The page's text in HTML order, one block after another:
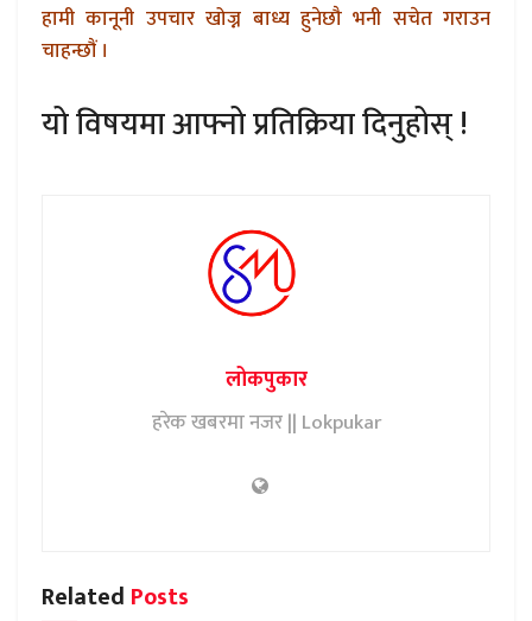
हामी कानूनी उपचार खोज्न बाध्य हुनेछौ भनी सचेत गराउन
चाहन्छौं ।
यो विषयमा आफ्नो प्रतिक्रिया दिनुहोस् !
लोकपुकार
हरेक खबरमा नजर || Lokpukar
Related Posts